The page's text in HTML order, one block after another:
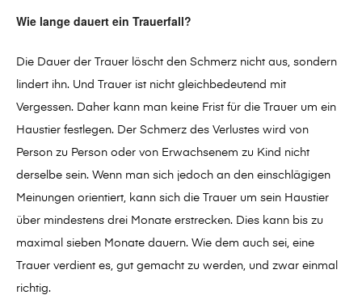
Wie lange dauert ein Trauerfall?
Die Dauer der Trauer löscht den Schmerz nicht aus, sondern
lindert ihn. Und Trauer ist nicht gleichbedeutend mit
Vergessen. Daher kann man keine Frist für die Trauer um ein
Haustier festlegen. Der Schmerz des Verlustes wird von
Person zu Person oder von Erwachsenem zu Kind nicht
derselbe sein. Wenn man sich jedoch an den einschlägigen
Meinungen orientiert, kann sich die Trauer um sein Haustier
über mindestens drei Monate erstrecken. Dies kann bis zu
maximal sieben Monate dauern. Wie dem auch sei, eine
Trauer verdient es, gut gemacht zu werden, und zwar einmal
richtig.